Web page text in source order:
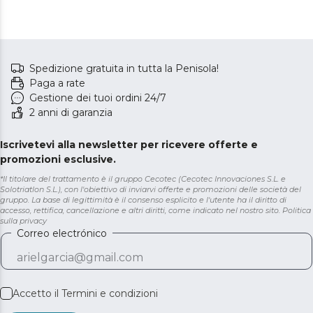
Spedizione gratuita in tutta la Penisola!
Paga a rate
Gestione dei tuoi ordini 24/7
2 anni di garanzia
Iscrivetevi alla newsletter per ricevere offerte e
promozioni esclusive.
*Il titolare del trattamento è il gruppo Cecotec (Cecotec Innovaciones S.L. e
Solotriatlon S.L.), con l'obiettivo di inviarvi offerte e promozioni delle società del
gruppo. La base di legittimità è il consenso esplicito e l'utente ha il diritto di
accesso, rettifica, cancellazione e altri diritti, come indicato nel nostro sito. Politica
sulla privacy
Correo electrónico
Accetto il Termini e condizioni